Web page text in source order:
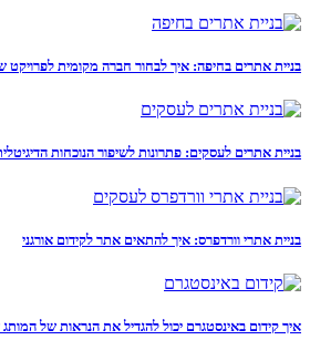
בניית אתרים בחיפה: איך לבחור חברה מקומית לפרויקט
בניית אתרים לעסקים: פתרונות לשיפור הנוכחות
בניית אתרי וורדפרס: איך להתאים אתר לקידום אורגני
איך קידום באינסטגרם יכול להגדיל את הנראות של